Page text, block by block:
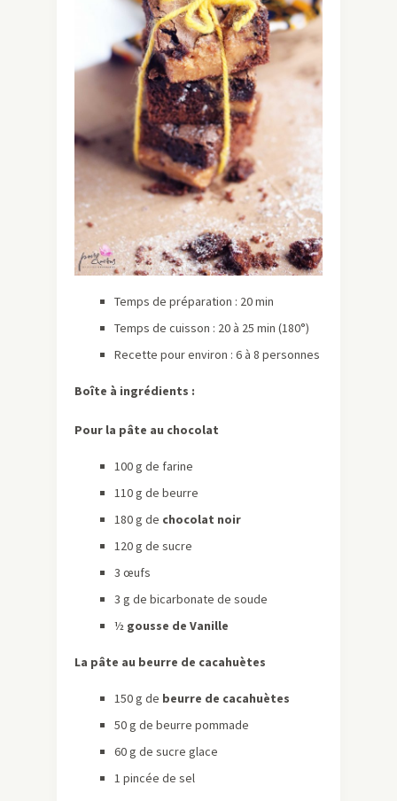
Temps de préparation : 20 min
Temps de cuisson : 20 à 25 min (180°)
Recette pour environ : 6 à 8 personnes
Boîte à ingrédients :
Pour la pâte au chocolat
100 g de farine
110 g de beurre
180 g de chocolat noir
120 g de sucre
3 œufs
3 g de bicarbonate de soude
½ gousse de Vanille
La pâte au beurre de cacahuètes
150 g de beurre de cacahuètes
50 g de beurre pommade
60 g de sucre glace
1 pincée de sel